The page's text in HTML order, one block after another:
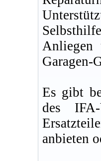
Garagen-
Es gibt
des
anbieten